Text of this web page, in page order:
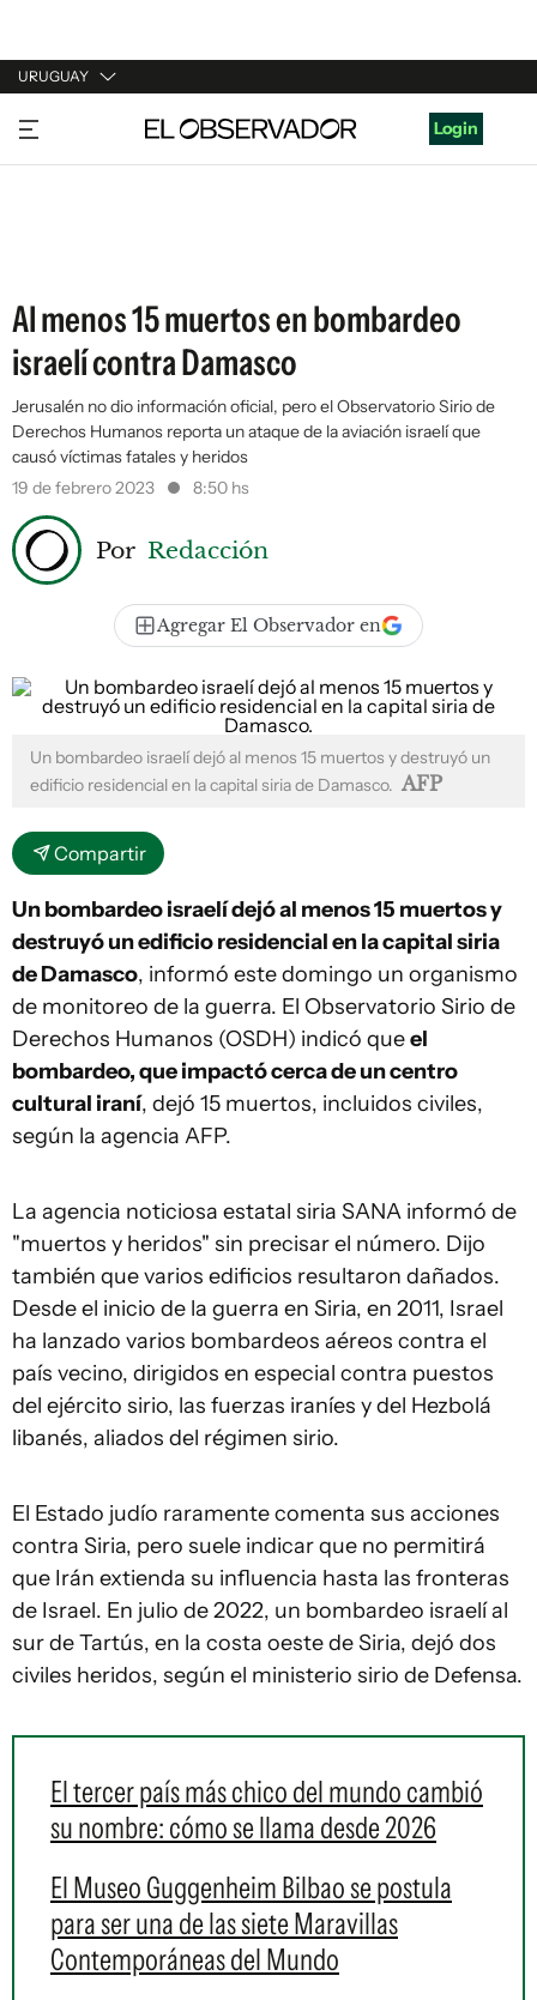
URUGUAY
URUGUAY
ARGENTINA
Login
Al menos 15 muertos en bombardeo
israelí contra Damasco
Jerusalén no dio información oficial, pero el Observatorio Sirio de
Derechos Humanos reporta un ataque de la aviación israelí que
causó víctimas fatales y heridos
19 de febrero 2023
8:50 hs
Por Redacción
Agregar El Observador en
Un bombardeo israelí dejó al menos 15 muertos y destruyó un
edificio residencial en la capital siria de Damasco. AFP
Compartir
Un bombardeo israelí dejó al menos 15 muertos y
destruyó un edificio residencial en la capital siria
de Damasco, informó este domingo un organismo
de monitoreo de la guerra. El Observatorio Sirio de
Derechos Humanos (OSDH) indicó queel
bombardeo, que impactó cerca de un centro
cultural iraní, dejó 15 muertos, incluidos civiles,
según la agencia AFP.
La agencia noticiosa estatal siria SANA informó de
"muertos y heridos" sin precisar el número. Dijo
también que varios edificios resultaron dañados.
Desde el inicio de la guerra en Siria, en 2011, Israel
ha lanzado varios bombardeos aéreos contra el
país vecino, dirigidos en especial contra puestos
del ejército sirio, las fuerzas iraníes y del Hezbolá
libanés, aliados del régimen sirio.
El Estado judío raramente comenta sus acciones
contra Siria, pero suele indicar que no permitirá
que Irán extienda su influencia hasta las fronteras
de Israel. En julio de 2022, un bombardeo israelí al
sur de Tartús, en la costa oeste de Siria, dejó dos
civiles heridos, según el ministerio sirio de Defensa.
El tercer país más chico del mundo cambió
su nombre: cómo se llama desde 2026
El Museo Guggenheim Bilbao se postula
para ser una de las siete Maravillas
Contemporáneas del Mundo